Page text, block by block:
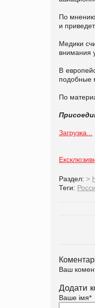
По мнению
и
Медики
внимания
В
подобные
По
Загрузка...
Раздел: >
Теги:
Ваш
Додати
Ваше імя*